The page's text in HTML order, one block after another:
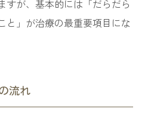
すが、基本的には「だらだら
と」が治療の最重要項目にな
流れ